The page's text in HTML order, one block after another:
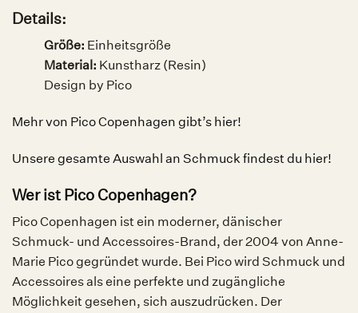
Details:
Größe: Einheitsgröße
Material: Kunstharz (Resin)
Design by Pico
Mehr von Pico Copenhagen gibt’s hier!
Unsere gesamte Auswahl an Schmuck findest du hier!
Wer ist Pico Copenhagen?
Pico Copenhagen ist ein moderner, dänischer
Schmuck- und Accessoires-Brand, der 2004 von Anne-
Marie Pico gegründet wurde. Bei Pico wird Schmuck und
Accessoires als eine perfekte und zugängliche
Möglichkeit gesehen, sich auszudrücken. Der